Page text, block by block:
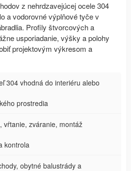
z nehrdzavejúcej ocele 304
a vodorovné výplňové tyče v
Profily štvorcových a
usporiadanie, výšky a polohy
projektovým výkresom a
304 vhodná do interiéru alebo
prostredia
vŕtanie, zváranie, montáž
kontrola
obytné balustrády a